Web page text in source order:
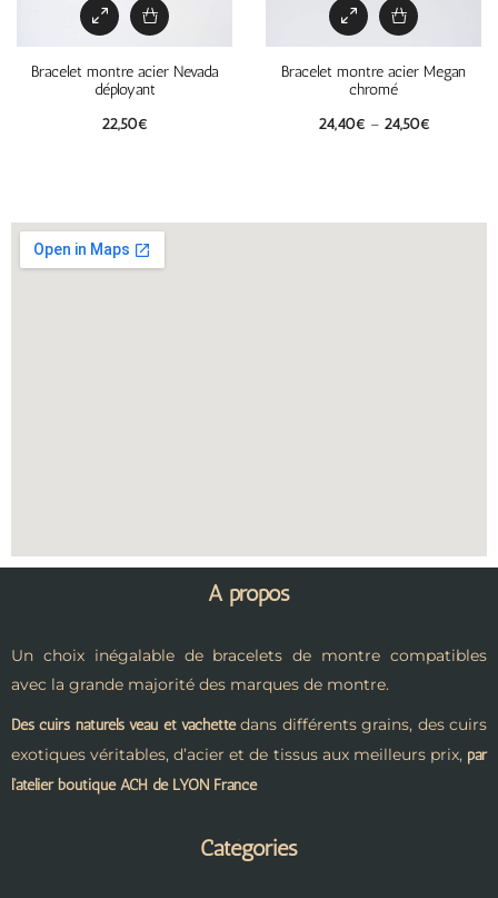
Bracelet montre acier Nevada
déployant
22,50€
Bracelet montre acier Megan
chromé
24,40€ – 24,50€
A propos
Un choix inégalable de bracelets de montre compatibles
avec la grande majorité des marques de montre.
Des cuirs naturels veau et vachettedans différents grains, des cuirs
exotiques véritables, d’acier et de tissus aux meilleurs prix, par
l’atelier boutique ACH de LYON France
Catégories